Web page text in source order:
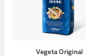
Vegeta Original